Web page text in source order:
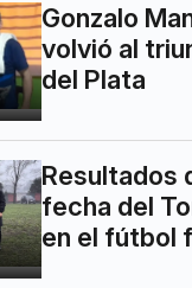
Gonzalo
volvió al
del Plata
Resultados
fecha del
en el fútbol